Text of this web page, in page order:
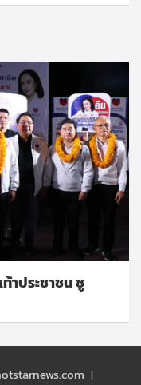
าประชาชน ชู